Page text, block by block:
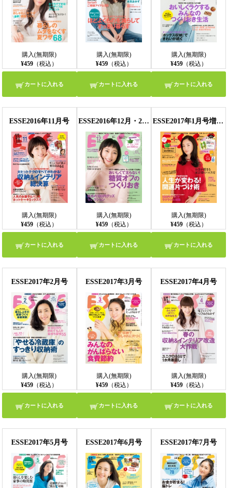
購入(無期限)
¥459 （税込）
カートに入れる
購入(無期限)
¥459（税込）
カートに入れる
購入(無期限)
¥459（税込）
カートに入れる
ESSE2016年11月号
購入(無期限)
¥459 （税込）
カートに入れる
ESSE2016年12月・2017年1月合併号
購入(無期限)
¥459（税込）
カートに入れる
ESSE2017年1月号増刊・新年特大号
購入(無期限)
¥459（税込）
カートに入れる
ESSE2017年2月号
購入(無期限)
¥459 （税込）
カートに入れる
ESSE2017年3月号
購入(無期限)
¥459（税込）
カートに入れる
ESSE2017年4月号
購入(無期限)
¥459（税込）
カートに入れる
ESSE2017年5月号 ESSE2017年6月号 ESSE2017年7月号